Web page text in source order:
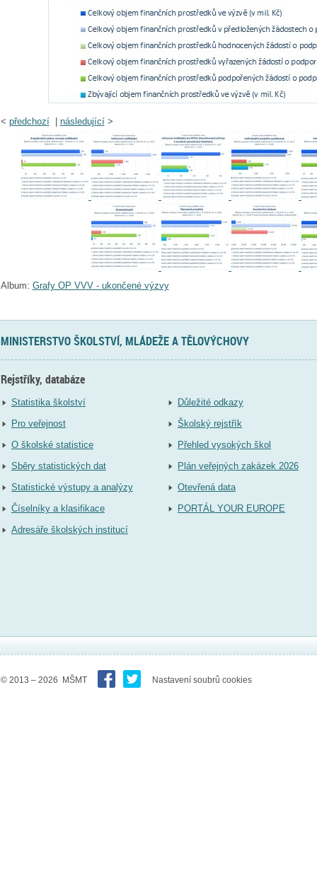
< předchozí| následující>
Album: Grafy OP VVV - ukončené výzvy
MINISTERSTVO ŠKOLSTVÍ, MLÁDEŽE A TĚLOVÝCHOVY
Rejstříky, databáze
Statistika školství
Pro veřejnost
O školské statistice
Sběry statistických dat
Statistické výstupy a analýzy
Číselníky a klasifikace
Adresáře školských institucí
Důležité odkazy
Školský rejstřík
Přehled vysokých škol
Plán veřejných zakázek 2026
Otevřená data
PORTÁL YOUR EUROPE
© 2013 – 2026 MŠMT Nastavení soubrů cookies